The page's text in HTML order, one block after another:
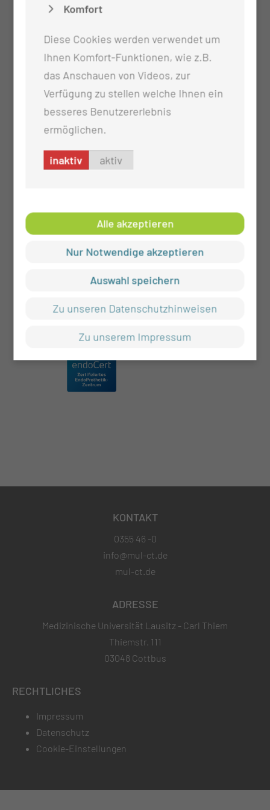
Trainerin erfolgt regelmäßig (Kinästhetik ist
ein Konzept der menschlichen Bewegung)
Die Ausbildung der Schüler/ Studenten hat
hohe Bedeutung. Die erforderlichen
Praxiseinsätze und verschiedene Großprojekte
zur Integration werden durch extra
ausgebildete Mentoren und hauptamtliche
Praxisanleiter betreut
KONTAKT
0355 46 -0
info@mul-ct.de
mul-ct.de
ADRESSE
Medizinische Universität Lausitz - Carl Thiem
Thiemstr. 111
03048 Cottbus
RECHTLICHES
Impressum
Datenschutz
Cookie-Einstellungen
Komfort
Diese Cookies werden verwendet um
Ihnen Komfort-Funktionen, wie z.B.
das Anschauen von Videos, zur
Verfügung zu stellen welche Ihnen ein
besseres Benutzererlebnis
ermöglichen.
inaktiv aktiv
Alle akzeptieren
Nur Notwendige akzeptieren
Auswahl speichern
Zu unseren Datenschutzhinweisen
Zu unserem Impressum